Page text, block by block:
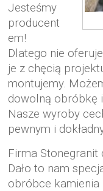
Jesteśmy
producent
em!
Dlatego nie
je z chęcią
montujemy.
dowolną obróbkę
Nasze wyroby
pewnym i
Firma Stonegranit
Dało to nam
obróbce